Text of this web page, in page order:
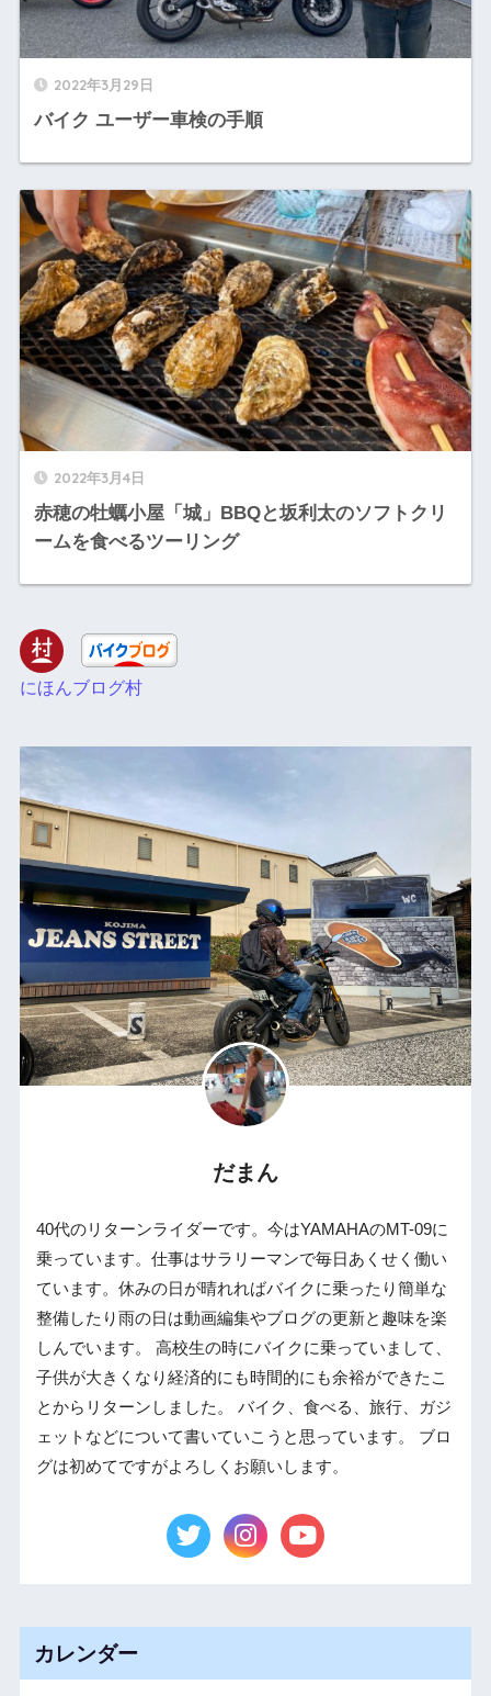
2022年3月29日
バイク ユーザー車検の手順
2022年3月4日
赤穂の牡蠣小屋「城」BBQと坂利太のソフトクリ
ームを食べるツーリング
にほんブログ村
だまん
40代のリターンライダーです。今はYAMAHAのMT-09に
乗っています。仕事はサラリーマンで毎日あくせく働い
ています。休みの日が晴れればバイクに乗ったり簡単な
整備したり雨の日は動画編集やブログの更新と趣味を楽
しんでいます。 高校生の時にバイクに乗っていまして、
子供が大きくなり経済的にも時間的にも余裕ができたこ
とからリターンしました。 バイク、食べる、旅行、ガジ
ェットなどについて書いていこうと思っています。 ブロ
グは初めてですがよろしくお願いします。
カレンダー